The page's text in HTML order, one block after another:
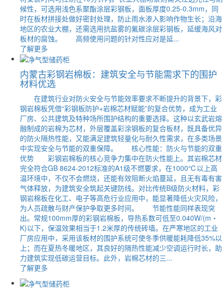
候性，可选用浅色系聚酯涂层彩钢板，面板厚度0.25-0.3mm，同
时在板材拼接处做好密封处理，防止雨水渗入影响作物生长；沿海
地区的农业大棚，还需选用抗盐雾的氟碳涂层彩钢板，延缓海风对
板材的腐蚀。 高频使用问题的针对性应对是延...
了解更多
内蒙古彩钢岩棉板：建筑安全与节能需求下的围护
材料优选
在建筑行业对防火安全与节能效率要求不断提升的背景下，彩
钢岩棉板凭借“彩钢板防护+岩棉芯材赋能”的复合优势，成为工业
厂房、公共建筑及特种场所围护结构的重要选择。这种以玄武岩熔
融制成的岩棉为芯材，外层覆盖彩涂钢板的复合板材，既具备优异
的防火隔热性能，又能满足建筑轻量化与耐久性需求，在多类场景
中实现安全与节能的双重保障。 核心性能：防火与节能的双重
优势 彩钢岩棉板的核心竞争力集中在防火性能上。其岩棉芯材
完全符合GB 8624-2012标准的A1级不燃要求，在1000℃以上高
温环境中，不仅不会燃烧，还能有效阻断火焰蔓延，且无有毒有害
气体释放，为建筑安全筑起关键防线。对比传统B级防火材料，彩
钢岩棉板在化工、电子等高危行业应用中，能显著降低火灾风险，
为人员疏散与财产保护争取更多时间。 节能性能同样表现突
出。常规100mm厚的彩钢岩棉板，导热系数可低至0.040W/(m・
K)以下，保温效果相当于1.2米厚的传统砖墙。在严寒地区的工业
厂房应用中，采用该板材的围护系统可使冬季供暖能耗降低35%以
上；而在夏热冬暖地区，其良好的隔热性能减少空调运行时长，助
力建筑实现低碳运营目标。此外，岩棉芯材的三...
了解更多